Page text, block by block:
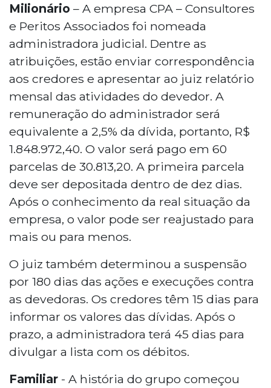
Milionário – A empresa CPA – Consultores
e Peritos Associados foi nomeada
administradora judicial. Dentre as
atribuições, estão enviar correspondência
aos credores e apresentar ao juiz relatório
mensal das atividades do devedor. A
remuneração do administrador será
equivalente a 2,5% da dívida, portanto, R$
1.848.972,40. O valor será pago em 60
parcelas de 30.813,20. A primeira parcela
deve ser depositada dentro de dez dias.
Após o conhecimento da real situação da
empresa, o valor pode ser reajustado para
mais ou para menos.
O juiz também determinou a suspensão
por 180 dias das ações e execuções contra
as devedoras. Os credores têm 15 dias para
informar os valores das dívidas. Após o
prazo, a administradora terá 45 dias para
divulgar a lista com os débitos.
Familiar - A história do grupo começou